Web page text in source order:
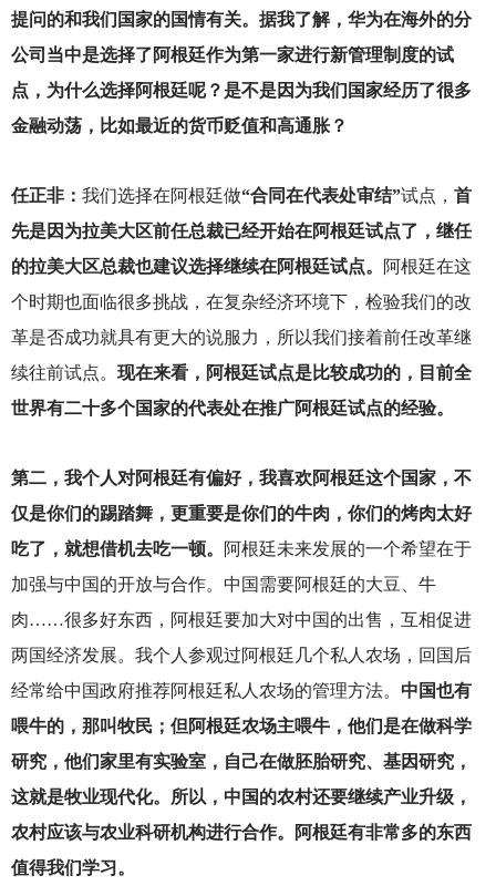
提问的和我们国家的国情有关。据我了解，华为在海外的分
公司当中是选择了阿根廷作为第一家进行新管理制度的试
点，为什么选择阿根廷呢？是不是因为我们国家经历了很多
金融动荡，比如最近的货币贬值和高通胀？
任正非： 我们选择在阿根廷做“合同在代表处审结”试点， 首
先是因为拉美大区前任总裁已经开始在阿根廷试点了，继任
的拉美大区总裁也建议选择继续在阿根廷试点。
阿根廷在这
个时期也面临很多挑战，在复杂经济环境下，检验我们的改
革是否成功就具有更大的说服力，所以我们接着前任改革继
续往前试点。 现在来看，阿根廷试点是比较成功的，目前全
世界有二十多个国家的代表处在推广阿根廷试点的经验。
第二，我个人对阿根廷有偏好，我喜欢阿根廷这个国家，不
仅是你们的踢踏舞，更重要是你们的牛肉，你们的烤肉太好
吃了，就想借机去吃一顿。
阿根廷未来发展的一个希望在于
加强与中国的开放与合作。中国需要阿根廷的大豆、牛
肉……很多好东西，阿根廷要加大对中国的出售，互相促进
两国经济发展。我个人参观过阿根廷几个私人农场，回国后
经常给中国政府推荐阿根廷私人农场的管理方法。 中国也有
喂牛的，那叫牧民；但阿根廷农场主喂牛，他们是在做科学
研究，他们家里有实验室，自己在做胚胎研究、基因研究，
这就是牧业现代化。所以，中国的农村还要继续产业升级，
农村应该与农业科研机构进行合作。阿根廷有非常多的东西
值得我们学习。